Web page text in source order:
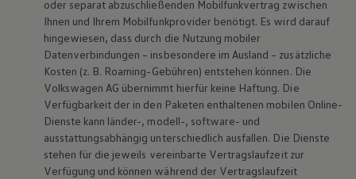
Fahrzeug abhängig sein kann.
Alle (14) Navigation (3) Komfort (3)
14 von 14 Details
14 von 14Details
oder separat abzuschließenden Mobilfunkvertrag zwischen
Ihnen und Ihrem Mobilfunkprovider benötigt. Es wird darauf
hingewiesen, dass durch die Nutzung mobiler
Datenverbindungen – insbesondere im Ausland – zusätzliche
Kosten (z. B. Roaming-Gebühren) entstehen können. Die
Volkswagen AG übernimmt hierfür keine Haftung. Die
Verfügbarkeit der in den Paketen enthaltenen mobilen Online-
Dienste kann länder-, modell-, software- und
ausstattungsabhängig unterschiedlich ausfallen. Die Dienste
stehen für die jeweils vereinbarte Vertragslaufzeit zur
Verfügung und können während der Vertragslaufzeit